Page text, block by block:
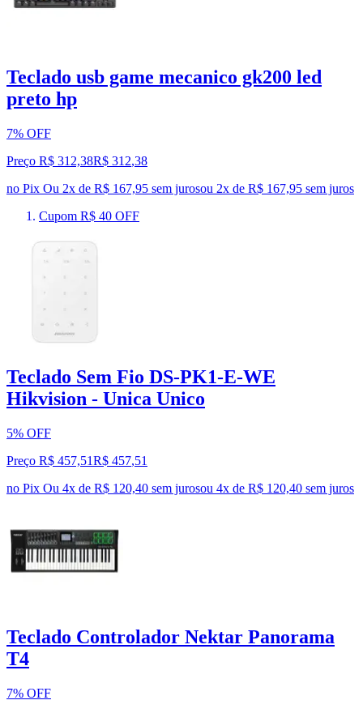
Teclado usb game mecanico gk200 led
preto hp
7% OFF
Preço R$ 312,38R$ 312,38
no Pix Ou 2x de R$ 167,95 sem jurosou 2x de R$ 167,95 sem juros
Cupom R$ 40 OFF
Teclado Sem Fio DS-PK1-E-WE
Hikvision - Unica Unico
5% OFF
Preço R$ 457,51R$ 457,51
no Pix Ou 4x de R$ 120,40 sem jurosou 4x de R$ 120,40 sem juros
Teclado Controlador Nektar Panorama
T4
7% OFF